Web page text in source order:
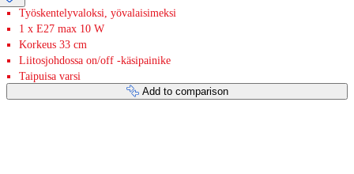
Työskentelyvaloksi, yövalaisimeksi
1 x E27 max 10 W
Korkeus 33 cm
Liitosjohdossa on/off -käsipainike
Taipuisa varsi
Add to comparison